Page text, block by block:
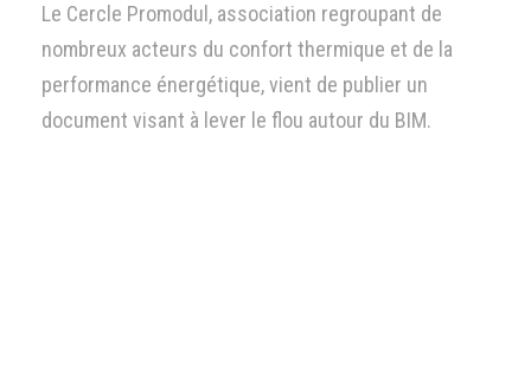
Le Cercle Promodul, association regroupant de
nombreux acteurs du confort thermique et de la
performance énergétique, vient de publier un
document visant à lever le flou autour du BIM.